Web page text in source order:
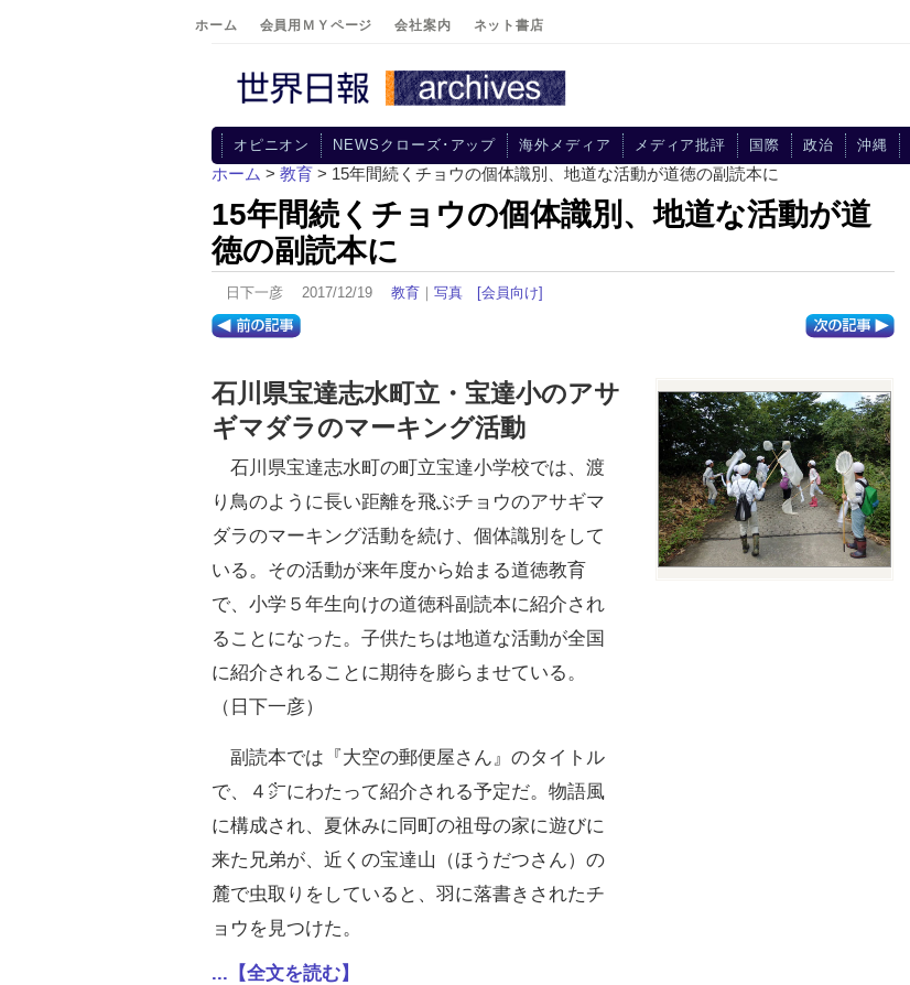
ホーム 会員用ＭＹページ 会社案内 ネット書店
オピニオン NEWSクローズ･アップ 海外メディア メディア批評 国際 政治 沖縄
ホーム > 教育 > 15年間続くチョウの個体識別、地道な活動が道徳の副読本に
15年間続くチョウの個体識別、地道な活動が道
徳の副読本に
日下一彦 2017/12/19 教育 ｜ 写真 [会員向け]
石川県宝達志水町立・宝達小のアサ
ギマダラのマーキング活動
石川県宝達志水町の町立宝達小学校では、渡
り鳥のように長い距離を飛ぶチョウのアサギマ
ダラのマーキング活動を続け、個体識別をして
いる。その活動が来年度から始まる道徳教育
で、小学５年生向けの道徳科副読本に紹介され
ることになった。子供たちは地道な活動が全国
に紹介されることに期待を膨らませている。
（日下一彦）
副読本では『大空の郵便屋さん』のタイトル
で、４㌻にわたって紹介される予定だ。物語風
に構成され、夏休みに同町の祖母の家に遊びに
来た兄弟が、近くの宝達山（ほうだつさん）の
麓で虫取りをしていると、羽に落書きされたチ
ョウを見つけた。
...【全文を読む】